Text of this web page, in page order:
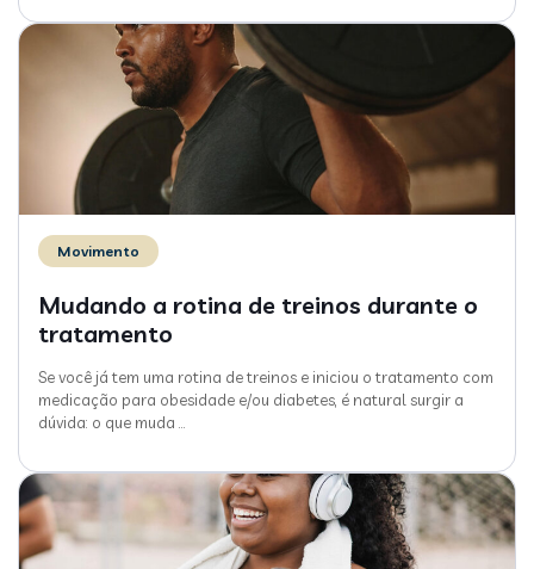
Movimento
Mudando a rotina de treinos durante o
tratamento
Se você já tem uma rotina de treinos e iniciou o tratamento com
medicação para obesidade e/ou diabetes, é natural surgir a
dúvida: o que muda